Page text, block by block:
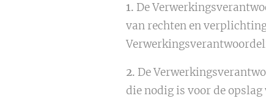
1. De
van rechten en
2. De
die nodig is voor de opslag